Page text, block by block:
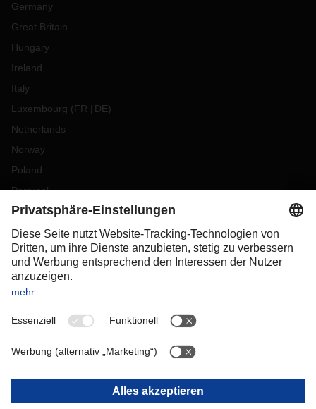
Germany
Great Britain
Hungary
Ireland
Italy
Luxembourg (FR DE)
Netherlands
Norway
Poland
Portugal
Romania
Slovakia
Spain
Sweden
Switzerland
OCEANIA